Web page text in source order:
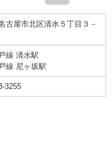
古屋市北区清水５丁目３－
線 清水駅
線 尼ヶ坂駅
3255